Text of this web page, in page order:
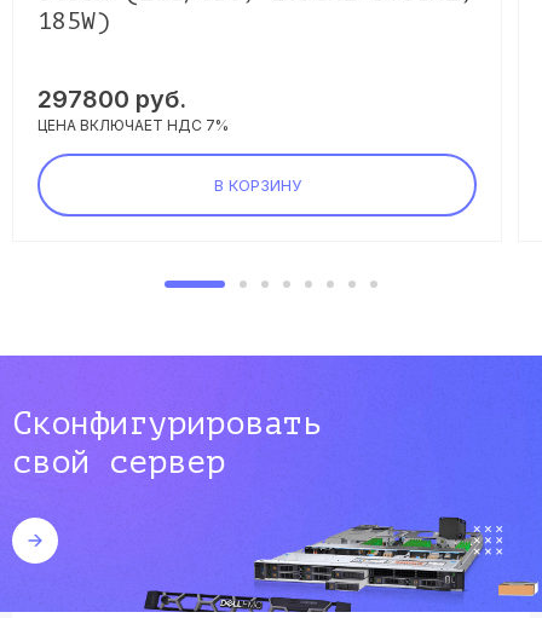
185W)
297800 руб.
ЦЕНА ВКЛЮЧАЕТ НДС 7%
В КОРЗИНУ
Сконфигурировать
свой сервер